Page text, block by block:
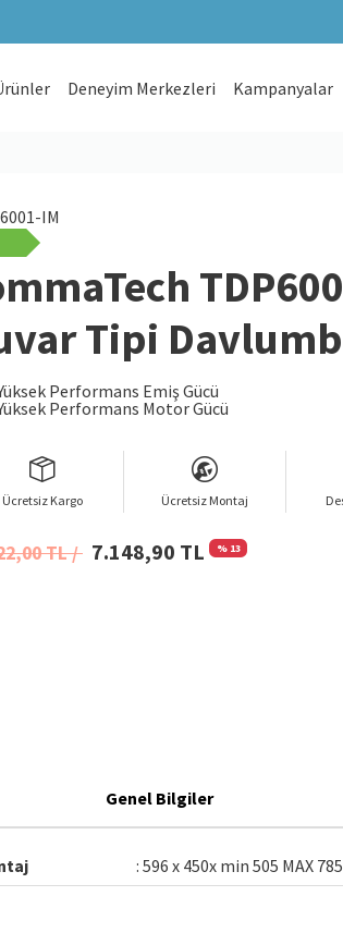
Deneyim Merkezleri Kampanyalar
IM
Tipi
Performans Emiş Gücü
Performans Motor Gücü
Ücretsiz Kargo Ücretsiz Montaj
TL / 7.148,90 TL % 13
Genel Bilgiler
: 596 x 450x min 505 MAX 785